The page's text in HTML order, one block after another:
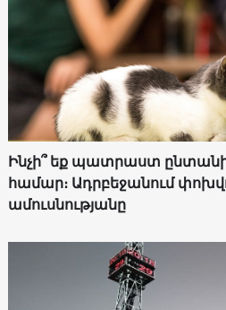
Ինչի՞ եք պատրաստ
համար։ Ադրբեջանում
ամուսնությանը